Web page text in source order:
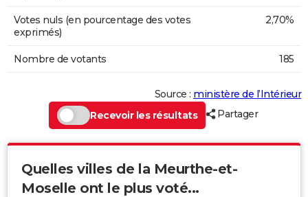
Votes nuls (en pourcentage des votes
exprimés)
2,70%
Nombre de votants 185
Source : ministère de l’Intérieur
Recevoir les résultats
Partager
Quelles villes de la Meurthe-et-
Moselle ont le plus voté...